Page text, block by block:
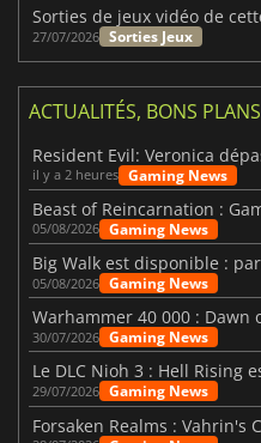
27/07/2026 Sorties Jeux
ACTUALITÉS, BONS PLANS
il y a 2 heures Gaming News
05/08/2026 Gaming News
05/08/2026 Gaming News
30/07/2026 Gaming News
29/07/2026 Gaming News